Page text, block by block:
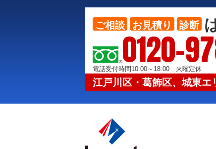
ご相談 お見積り 診断
0120-
電話受付時間10:00～18:00 火曜定休
江戸川区・葛飾区、城東